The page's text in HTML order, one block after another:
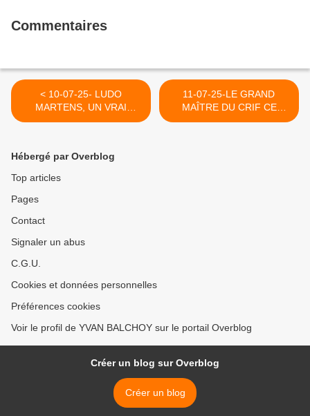
Commentaires
< 10-07-25- LUDO
MARTENS, UN VRAI
REVOLUTIONNAIRE A
11-07-25-LE GRAND
MAÎTRE DU CRIF CE
MATIN INVITE SUR
Hébergé par Overblog
Top articles
Pages
Contact
Signaler un abus
C.G.U.
Cookies et données personnelles
Préférences cookies
Voir le profil de YVAN BALCHOY sur le portail Overblog
Créer un blog sur Overblog
Créer un blog